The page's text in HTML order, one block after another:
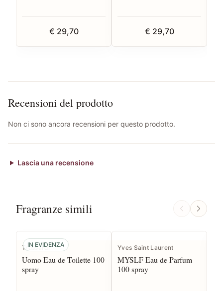
€ 29,70 € 29,70
Recensioni del prodotto
Non ci sono ancora recensioni per questo prodotto.
Lascia una recensione
Fragranze simili
IN EVIDENZA
Trussardi
Uomo Eau de Toilette 100
spray
Yves Saint Laurent
MYSLF Eau de Parfum
100 spray